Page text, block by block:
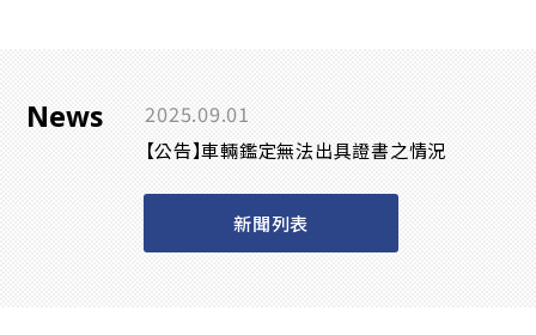
News 2025.09.01
【公告】車輛鑑定無法出具證書之情況
新聞列表